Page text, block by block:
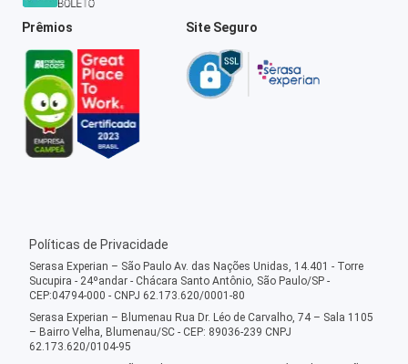
Prêmios Site Seguro
Políticas de Privacidade
Serasa Experian – São Paulo Av. das Nações Unidas, 14.401 - Torre
Sucupira - 24ºandar - Chácara Santo Antônio, São Paulo/SP -
CEP:04794-000 - CNPJ 62.173.620/0001-80
Serasa Experian – Blumenau Rua Dr. Léo de Carvalho, 74 – Sala 1105
– Bairro Velha, Blumenau/SC - CEP: 89036-239 CNPJ
62.173.620/0104-95